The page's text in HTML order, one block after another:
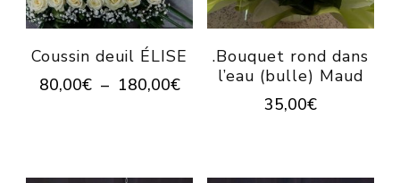
Coussin deuil ÉLISE
80,00€ – 180,00€Plage
à
.Bouquet rond dans
l’eau (bulle) Maud
35,00€